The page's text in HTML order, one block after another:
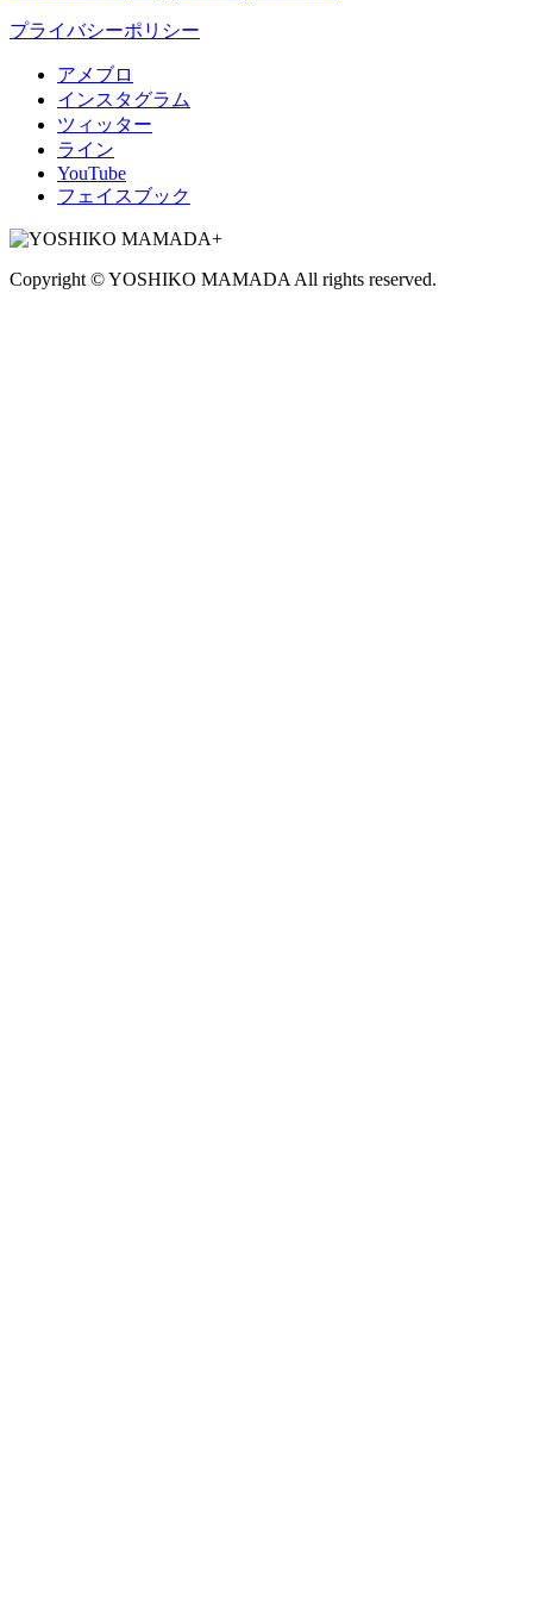
プライバシーポリシー
アメブロ
インスタグラム
ツィッター
ライン
YouTube
フェイスブック
Copyright © YOSHIKO MAMADA All rights reserved.